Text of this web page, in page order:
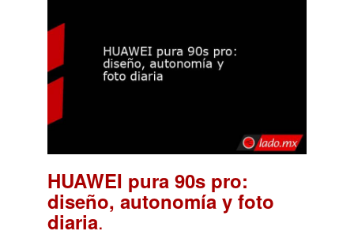
HUAWEI pura 90s pro:
diseño, autonomía y foto
diaria.